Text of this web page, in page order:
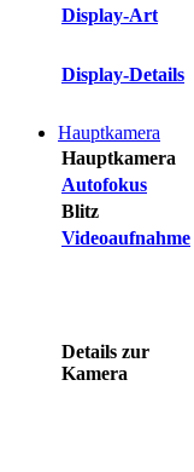
Display-Art
Display-Details
Hauptkamera
Hauptkamera
Autofokus
Blitz
Videoaufnahme
Details zur
Kamera